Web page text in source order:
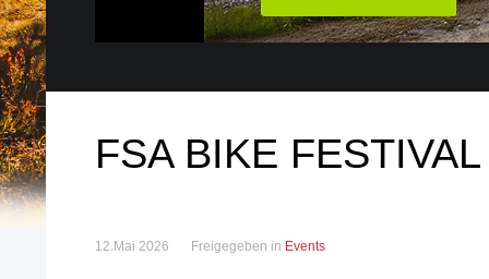
FSA BIKE
12.Mai 2026 Freigegeben in Events